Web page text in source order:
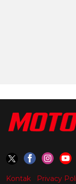
Kontak Privacy